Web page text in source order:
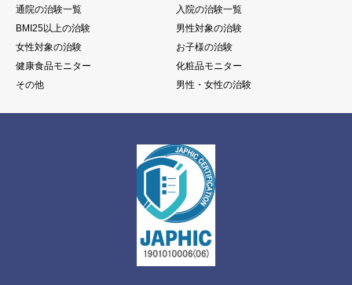
通院の治験一覧
入院の治験一覧
BMI25以上の治験
男性対象の治験
女性対象の治験
お子様の治験
健康食品モニター
化粧品モニター
その他
男性・女性の治験